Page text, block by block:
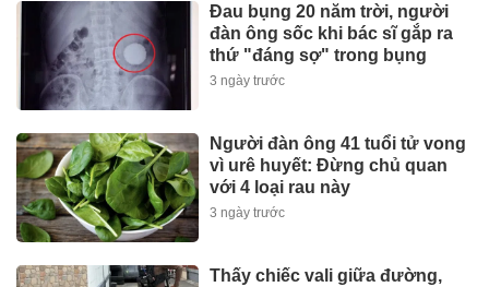
Đau bụng 20 năm trời, người
đàn ông sốc khi bác sĩ gắp ra
thứ "đáng sợ" trong bụng
3 ngày trước
Người đàn ông 41 tuổi tử vong
vì urê huyết: Đừng chủ quan
với 4 loại rau này
3 ngày trước
Thấy chiếc vali giữa đường,